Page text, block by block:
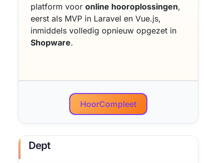
platform voor online hooroplossingen,
eerst als MVP in Laravel en Vue.js,
inmiddels volledig opnieuw opgezet in
Shopware.
HoorCompleet
Dept